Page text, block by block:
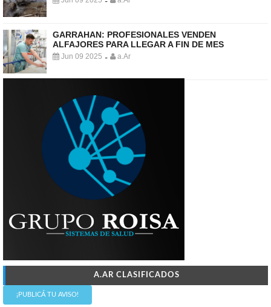
-
GARRAHAN: PROFESIONALES VENDEN
ALFAJORES PARA LLEGAR A FIN DE MES
Jun 09 2025 - a.Ar
A.AR CLASIFICADOS
¡PUBLICÁ TU AVISO!